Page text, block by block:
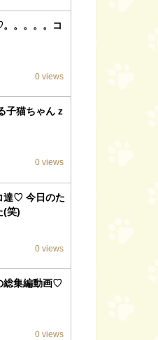
。。。。コ
0 views
子猫ちゃんｚ
0 views
達♡ 今日のた
(笑)
0 views
総集編動画♡
0 views